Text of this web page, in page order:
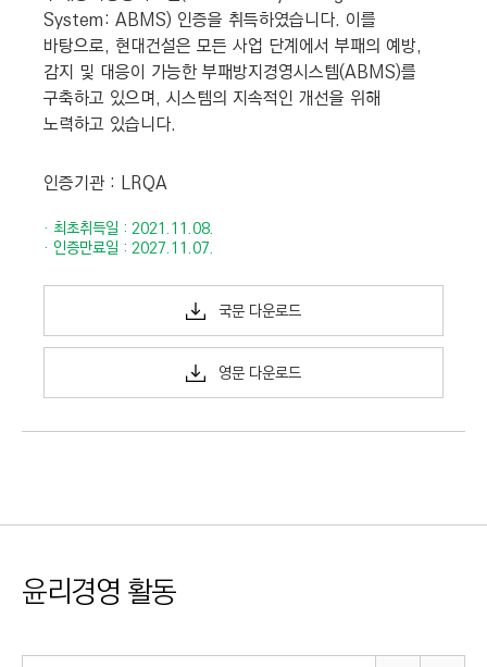
System: ABMS) 인증을 취득하였습니다. 이를
바탕으로, 현대건설은 모든 사업 단계에서 부패의 예방,
감지 및 대응이 가능한 부패방지경영시스템(ABMS)를
구축하고 있으며, 시스템의 지속적인 개선을 위해
노력하고 있습니다.
인증기관 : LRQA
· 최초취득일 : 2021.11.08.
· 인증만료일 : 2027.11.07.
국문 다운로드
영문 다운로드
윤리경영 활동